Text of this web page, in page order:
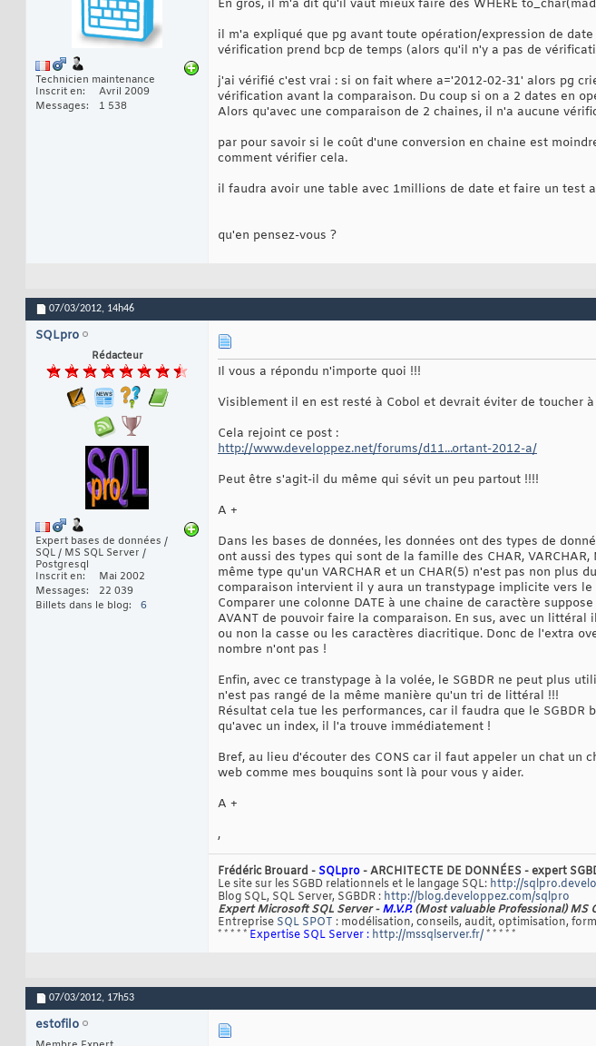
Technicien maintenance
Inscrit en
Avril 2009
Messages
1 538
En gros, il m'a dit qu'il vaut mieux faire des WHERE
il m'a expliqué que pg avant toute opération/expression de
vérification prend bcp de temps (alors qu'il n'y a pas de
j'ai vérifié c'est vrai : si on fait where a='2012-02-31' alors pg
vérification avant la comparaison. Du coup si on a 2 dates en
Alors qu'avec une comparaison de 2 chaines, il n'a aucune
par pour savoir si le coût d'une conversion en chaine est
comment vérifier cela.
il faudra avoir une table avec 1millions de date et faire un test
qu'en pensez-vous ?
07/03/2012, 14h46
SQLpro
Rédacteur
Expert bases de données /
SQL / MS SQL Server /
Postgresql
Inscrit en
Mai 2002
Messages
22 039
Billets dans le blog
6
Il vous a répondu n'importe quoi !!!
Visiblement il en est resté à Cobol et devrait éviter de toucher à
Cela rejoint ce post :
http://www.developpez.net/forums/d11...ortant-2012-a/
Peut être s'agit-il du même qui sévit un peu partout !!!!
A +
Dans les bases de données, les données ont des types de
ont aussi des types qui sont de la famille des CHAR,
même type qu'un VARCHAR et un CHAR(5) n'est pas non plus
comparaison intervient il y aura un transtypage implicite vers
Comparer une colonne DATE à une chaine de caractère
AVANT de pouvoir faire la comparaison. En sus, avec un
ou non la casse ou les caractères diacritique. Donc de l'extra
nombre n'ont pas !
Enfin, avec ce transtypage à la volée, le SGBDR ne peut plus
n'est pas rangé de la même manière qu'un tri de littéral !!!
Résultat cela tue les performances, car il faudra que le
qu'avec un index, il l'a trouve immédiatement !
Bref, au lieu d'écouter des CONS car il faut appeler un chat un
web comme mes bouquins sont là pour vous y aider.
A +
,
Frédéric Brouard - SQLpro- ARCHITECTE DE DONNÉES - expert
Le site sur les SGBD relationnels et le langage SQL: http://
Blog SQL, SQL Server, SGBDR : http://blog.developpez.com/sqlpro
Expert Microsoft SQL Server -M.V.P.(Most valuable Professional) MS
Entreprise SQL SPOT : modélisation, conseils, audit, optimisation,
* * * * * Expertise SQL Server : http://mssqlserver.fr/* * * * *
07/03/2012, 17h53
estofilo